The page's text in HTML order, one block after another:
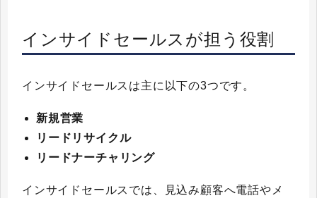
インサイドセールスが担う役割
インサイドセールスは主に以下の3つです。
新規営業
リードリサイクル
リードナーチャリング
インサイドセールスでは、見込み顧客へ電話やメ